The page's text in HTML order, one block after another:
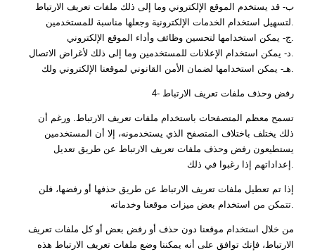
ب- قد يستخدم الموقع الإلكتروني وما إلى ذلك ملفات تعريف الارتباط
لتسهيل استخدام الخدمات الإلكترونية وجعلها مناسبة للمستخدمين.
ج- يمكن استخدامها لتحسين وظائف وأداء الموقع الإلكتروني.
د- يمكن استخدام الإعلانات للمستخدمين وما إلى ذلك لأغراض الاتصال.
هـ- يمكن استخدامها لضمان الأمن القانوني لموقعنا الإلكتروني ولك.
4- رفض وحذف ملفات تعريف الارتباط
تسمح معظم المتصفحات باستخدام ملفات تعريف الارتباط. ورغم أن
ذلك يختلف باختلاف المتصفح الذي يستخدمونه، إلا أن المستخدمين
يستطيعون رفض وحذف ملفات تعريف الارتباط عن طريق تعديل
إعداداتهم إذا رغبوا في ذلك.
إذا تم تعطيل ملفات تعريف الارتباط عن طريق حذفها أو رفضها، فلن
تتمكن من استخدام بعض ميزات موقعنا وخدماته.
من خلال استخدام موقعنا دون حذف أو رفض بعض أو كل ملفات تعريف
الارتباط، فإنك توافق على أنه يمكننا وضع ملفات تعريف الارتباط هذه